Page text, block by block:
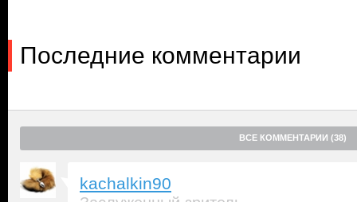
Последние комментарии
ВСЕ КОММЕНТАРИИ (38)
kachalkin90